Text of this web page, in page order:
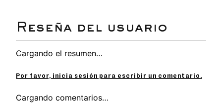
Cargando el resumen…
Por favor, inicia sesión para escribir un comentario.
Cargando comentarios…